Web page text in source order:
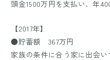
頭金1500万円を支払い、年
【2017年】
●貯蓄額 367万円
家族の条件に合う家に出会